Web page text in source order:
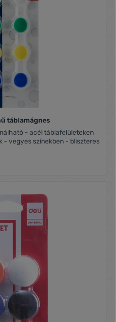
táblamágnes
- acél táblafelületeken
- vegyes színekben - bliszteres